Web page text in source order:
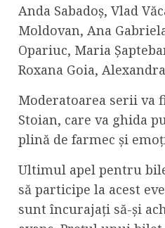
Anda Sabadoș, Vlad
Moldovan, Ana
Opariuc, Maria
Roxana Goia,
Moderatoarea serii va
Stoian, care va ghida
plină de farmec și
Ultimul apel pentru
să participe la acest
sunt încurajați să-și